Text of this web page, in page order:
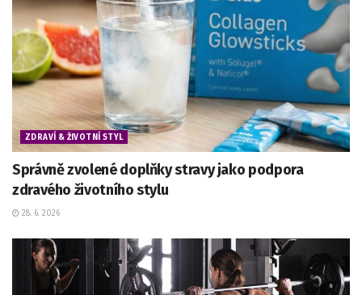
ZDRAVÍ & ŽIVOTNÍ STYL
Správně zvolené doplňky stravy jako podpora
zdravého životního stylu
28. 6. 2026